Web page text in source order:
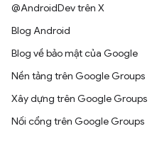
@AndroidDev trên X
Blog Android
Blog về bảo mật của Google
Nền tảng trên Google Groups
Xây dựng trên Google Groups
Nối cổng trên Google Groups